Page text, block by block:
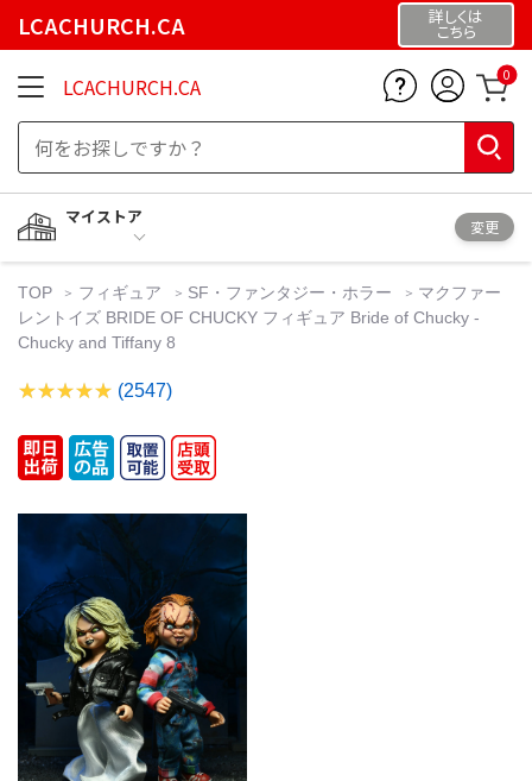
LCACHURCH.CA 詳しくは
こちら
LCACHURCH.CA 0
マイストア
変更
TOP フィギュア SF・ファンタジー・ホラー
マクファー
レントイズ BRIDE OF CHUCKY フィギュア Bride of Chucky -
Chucky and Tiffany 8
(2547)